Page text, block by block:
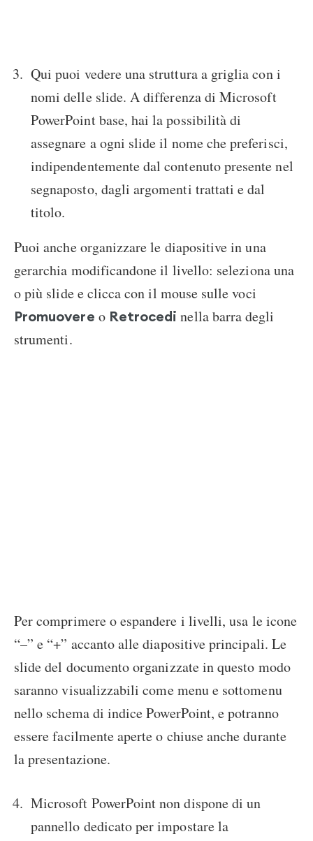
Qui puoi vedere una struttura a griglia con i
nomi delle slide. A differenza di Microsoft
PowerPoint base, hai la possibilità di
assegnare a ogni slide il nome che preferisci,
indipendentemente dal contenuto presente nel
segnaposto, dagli argomenti trattati e dal
titolo.
Puoi anche organizzare le diapositive in una
gerarchia modificandone il livello: seleziona una
o più slide e clicca con il mouse sulle voci
Promuovere o Retrocedi nella barra degli
strumenti.
Per comprimere o espandere i livelli, usa le icone
“–” e “+” accanto alle diapositive principali. Le
slide del documento organizzate in questo modo
saranno visualizzabili come menu e sottomenu
nello schema di indice PowerPoint, e potranno
essere facilmente aperte o chiuse anche durante
la presentazione.
Microsoft PowerPoint non dispone di un
pannello dedicato per impostare la